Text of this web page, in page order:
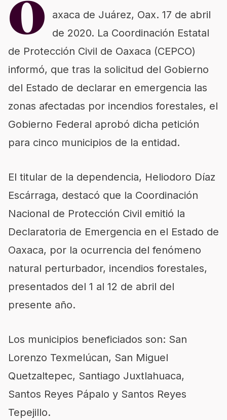
O
axaca de Juárez, Oax. 17 de abril
de 2020. La Coordinación Estatal
de Protección Civil de Oaxaca (CEPCO)
informó, que tras la solicitud del Gobierno
del Estado de declarar en emergencia las
zonas afectadas por incendios forestales, el
Gobierno Federal aprobó dicha petición
para cinco municipios de la entidad.
El titular de la dependencia, Heliodoro Díaz
Escárraga, destacó que la Coordinación
Nacional de Protección Civil emitió la
Declaratoria de Emergencia en el Estado de
Oaxaca, por la ocurrencia del fenómeno
natural perturbador, incendios forestales,
presentados del 1 al 12 de abril del
presente año.
Los municipios beneficiados son: San
Lorenzo Texmelúcan, San Miguel
Quetzaltepec, Santiago Juxtlahuaca,
Santos Reyes Pápalo y Santos Reyes
Tepejillo.